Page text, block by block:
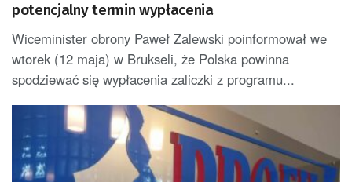
potencjalny termin wypłacenia
Wiceminister obrony Paweł Zalewski poinformował we
wtorek (12 maja) w Brukseli, że Polska powinna
spodziewać się wypłacenia zaliczki z programu...